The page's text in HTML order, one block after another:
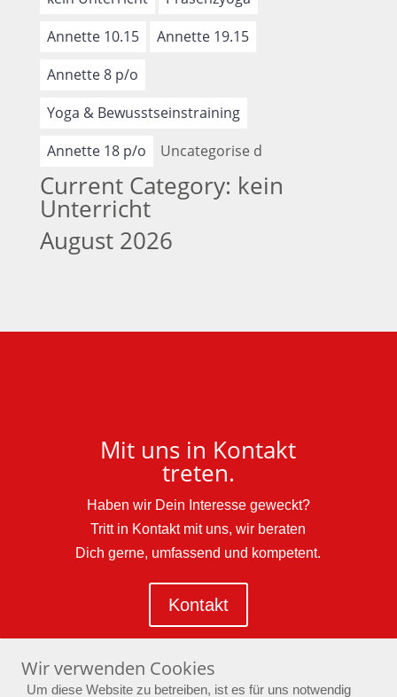
Annette 10.15
Annette 19.15
Annette 8 p/o
Yoga & Bewusstseinstraining
Annette 18 p/o
Uncategorise d
Current Category: kein
Unterricht
August 2026
Mit uns in Kontakt
treten.
Haben wir Dein Interesse geweckt?
Tritt in Kontakt mit uns, wir beraten
Dich gerne, umfassend und kompetent.
Kontakt
Wir verwenden Cookies
Um diese Website zu betreiben, ist es für uns notwendig